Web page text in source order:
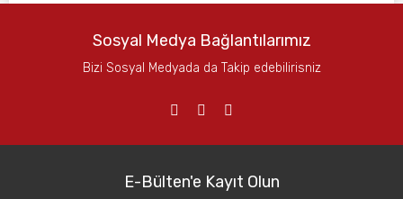
Sosyal Medya Bağlantılarımız
Bizi Sosyal Medyada da Takip edebilirisniz
E-Bülten'e Kayıt Olun